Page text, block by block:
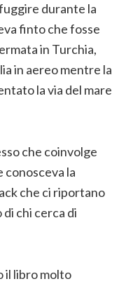
durante la
finto che fosse
in Turchia,
in aereo mentre la
la via del mare
che coinvolge
la
che ci riportano
di chi cerca di
il libro molto